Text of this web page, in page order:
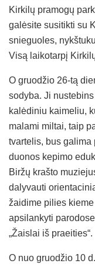
Kirkilų pramogų
galėsite susitikti su
snieguoles,
Visą laikotarpį
O gruodžio 26-tą
sodyba. Ji
kalėdiniu kaimeliu,
malami miltai, taip
tvartelis, bus
duonos kepimo
Biržų krašto
dalyvauti
žaidime pilies kieme
apsilankyti
„Žaislai iš praeities“.
O nuo gruodžio 10